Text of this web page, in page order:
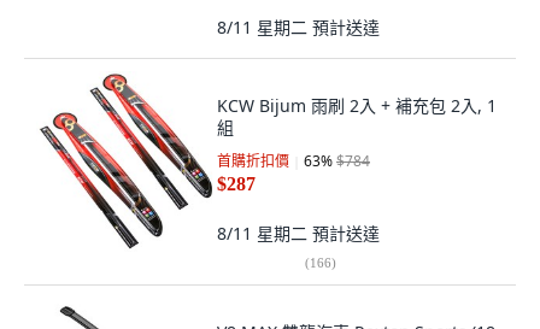
8/11 星期二 預計送達
KCW Bijum 雨刷 2入 + 補充包 2入, 1
組
首購折扣價 63%$784
$287
8/11 星期二 預計送達
(166)